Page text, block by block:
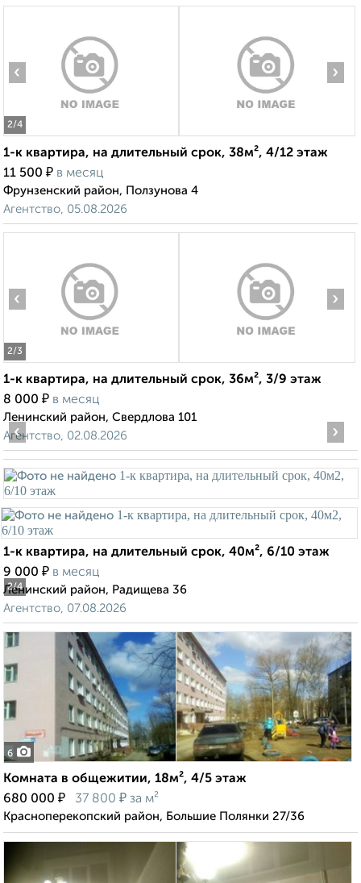
2/4
‹ ›
1-к квартира, на длительный срок, 38м², 4/12 этаж
11 500 ₽ в месяц
Фрунзенский район, Ползунова 4
Агентство, 05.08.2026
2/3
‹ ›
1-к квартира, на длительный срок, 36м², 3/9 этаж
8 000 ₽ в месяц
Ленинский район, Свердлова 101
Агентство, 02.08.2026
2/4
‹ ›
1-к квартира, на длительный срок, 40м², 6/10 этаж
9 000 ₽ в месяц
Ленинский район, Радищева 36
Агентство, 07.08.2026
6
Комната в общежитии, 18м², 4/5 этаж
680 000 ₽ 37 800 ₽ за м²
Красноперекопский район, Большие Полянки 27/36